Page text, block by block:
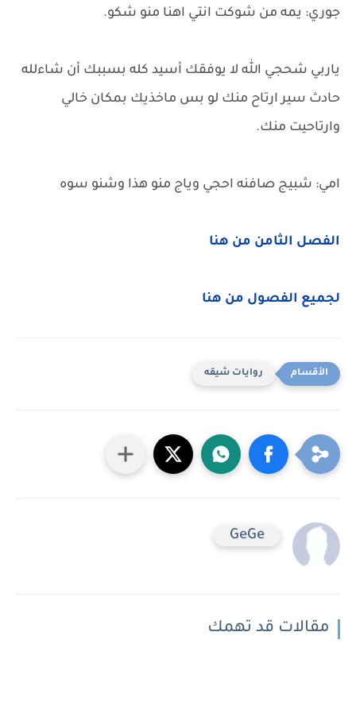
جوري: يمه من شوكت انتي اهنا منو شكو.
ياربي شحجي الله لا يوفقك أسيد كله بسببك أن شاءلله
حادث سير ارتاح منك لو بس ماخذيك بمكان خالي
وارتاحيت منك.
امي: شبيج صافنه احجي وياج منو هذا وشنو سوه
الفصل الثامن من هنا
لجميع الفصول من هنا
روايات شيقه
GeGe
مقالات قد تهمك